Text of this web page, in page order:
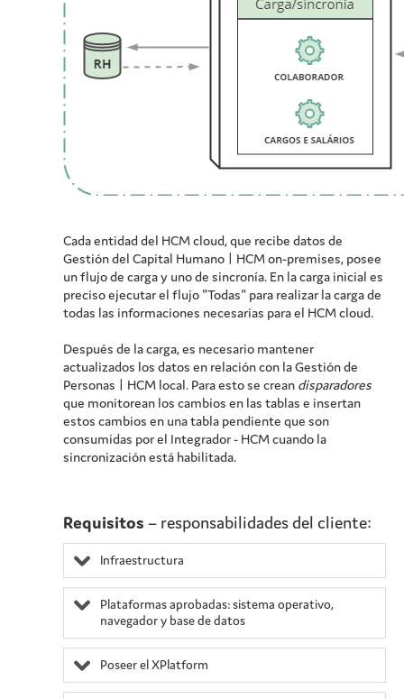
Cada entidad del HCM cloud, que recibe datos de
Gestión del Capital Humano | HCM on-premises, posee
un flujo de carga y uno de sincronía. En la carga inicial es
preciso ejecutar el flujo "Todas" para realizar la carga de
todas las informaciones necesarias para el HCM cloud.
Después de la carga, es necesario mantener
actualizados los datos en relación con la Gestión de
Personas | HCM local. Para esto se crean disparadores
que monitorean los cambios en las tablas e insertan
estos cambios en una tabla pendiente que son
consumidas por el Integrador - HCM cuando la
sincronización está habilitada.
Requisitos – responsabilidades del cliente:
Infraestructura
Plataformas aprobadas: sistema operativo,
navegador y base de datos
Poseer elXPlatform